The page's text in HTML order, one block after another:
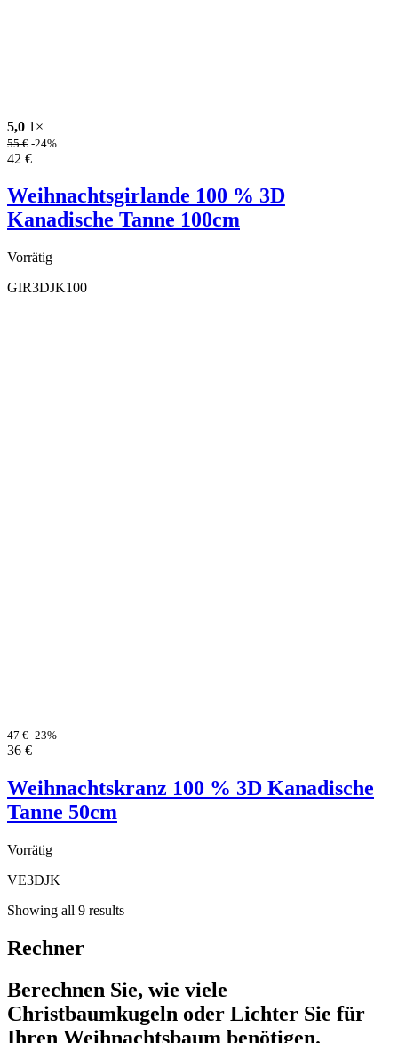
5,0 1×
55€ -24%
42 €
Weihnachtsgirlande 100 % 3D
Kanadische Tanne 100cm
Vorrätig
GIR3DJK100
47€ -23%
36 €
Weihnachtskranz 100 % 3D Kanadische
Tanne 50cm
Vorrätig
VE3DJK
Showing all 9 results
Rechner
Berechnen Sie, wie viele
Christbaumkugeln oder Lichter Sie für
Ihren Weihnachtsbaum benötigen.